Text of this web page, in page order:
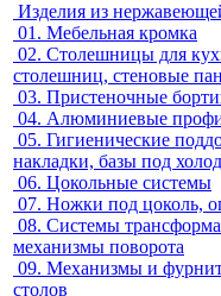
Изделия из
01. Мебельная кромка
02. Столешницы для
столешниц, стеновые
03. Пристеночные
04. Алюминиевые
05. Гигиенические
накладки, базы под
06. Цокольные системы
07. Ножки под цоколь,
08. Системы
механизмы поворота
09. Механизмы и
столов